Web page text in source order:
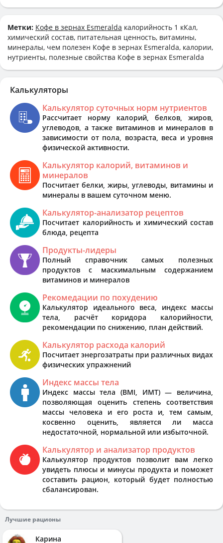
Метки: Кофе в зернах Esmeralda калорийность 1 кКал,
химический состав, питательная ценность, витамины,
минералы, чем полезен Кофе в зернах Esmeralda, калории,
нутриенты, полезные свойства Кофе в зернах Esmeralda
Калькуляторы
Калькулятор суточных норм нутриентов
Рассчитает норму калорий, белков, жиров,
углеводов, а также витаминов и минералов в
зависимости от пола, возраста, веса и уровня
физической активности.
Калькулятор калорий, витаминов и
минералов
Посчитает белки, жиры, углеводы, витамины и
минералы в вашем суточном меню.
Калькулятор-анализатор рецептов
Посчитает калорийность и химический состав
блюда, рецепта
Продукты-лидеры
Полный справочник самых полезных
продуктов с маскимальным содержанием
витаминов и минералов
Рекомедации по похудению
Калькулятор идеального веса, индекс массы
тела, расчёт коридора калорийности,
рекомендации по снижению, план действий.
Калькулятор расхода калорий
Посчитает энергозатраты при различных видах
физических упражнений
Индекс массы тела
Индекс массы тела (BMI, ИМТ) — величина,
позволяющая оценить степень соответствия
массы человека и его роста и, тем самым,
косвенно оценить, является ли масса
недостаточной, нормальной или избыточной.
Калькулятор и анализатор продуктов
Калькулятор продуктов позволит вам легко
увидеть плюсы и минусы продукта и поможет
составить рацион, который будет полностью
сбалансирован.
Лучшие рационы
Карина